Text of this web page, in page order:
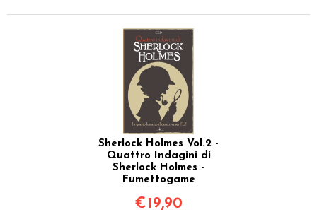
Sherlock Holmes Vol.2 -
Quattro Indagini di
Sherlock Holmes -
Fumettogame
€ 19,90